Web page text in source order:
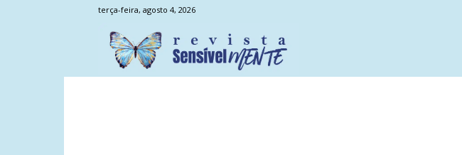
terça-feira, agosto 4, 2026